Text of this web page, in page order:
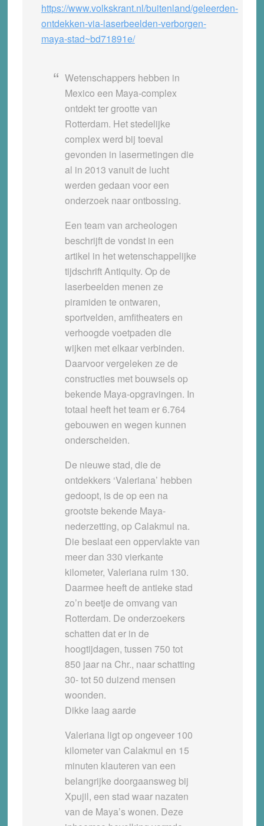
https://www.volkskrant.nl/buitenland/geleerden-
ontdekken-via-laserbeelden-verborgen-
maya-stad~bd71891e/
Wetenschappers hebben in
Mexico een Maya-complex
ontdekt ter grootte van
Rotterdam. Het stedelijke
complex werd bij toeval
gevonden in lasermetingen die
al in 2013 vanuit de lucht
werden gedaan voor een
onderzoek naar ontbossing.
Een team van archeologen
beschrijft de vondst in een
artikel in het wetenschappelijke
tijdschrift Antiquity. Op de
laserbeelden menen ze
piramiden te ontwaren,
sportvelden, amfitheaters en
verhoogde voetpaden die
wijken met elkaar verbinden.
Daarvoor vergeleken ze de
constructies met bouwsels op
bekende Maya-opgravingen. In
totaal heeft het team er 6.764
gebouwen en wegen kunnen
onderscheiden.
De nieuwe stad, die de
ontdekkers ‘Valeriana’ hebben
gedoopt, is de op een na
grootste bekende Maya-
nederzetting, op Calakmul na.
Die beslaat een oppervlakte van
meer dan 330 vierkante
kilometer, Valeriana ruim 130.
Daarmee heeft de antieke stad
zo’n beetje de omvang van
Rotterdam. De onderzoekers
schatten dat er in de
hoogtijdagen, tussen 750 tot
850 jaar na Chr., naar schatting
30- tot 50 duizend mensen
woonden.
Dikke laag aarde
Valeriana ligt op ongeveer 100
kilometer van Calakmul en 15
minuten klauteren van een
belangrijke doorgaansweg bij
Xpujil, een stad waar nazaten
van de Maya’s wonen. Deze